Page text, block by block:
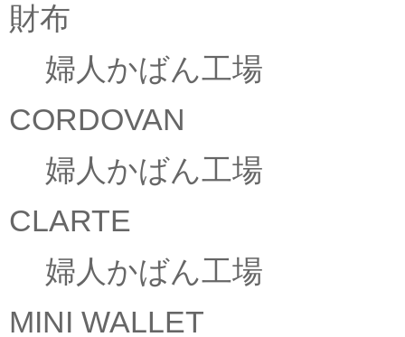
財布
婦人かばん工場
CORDOVAN
婦人かばん工場
CLARTE
婦人かばん工場
MINI WALLET